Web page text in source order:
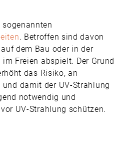
. Betroffen sind davon
dem Bau oder in der
Freien abspielt. Der Grund
das Risiko, an
damit der UV-Strahlung
notwendig und
UV-Strahlung schützen.